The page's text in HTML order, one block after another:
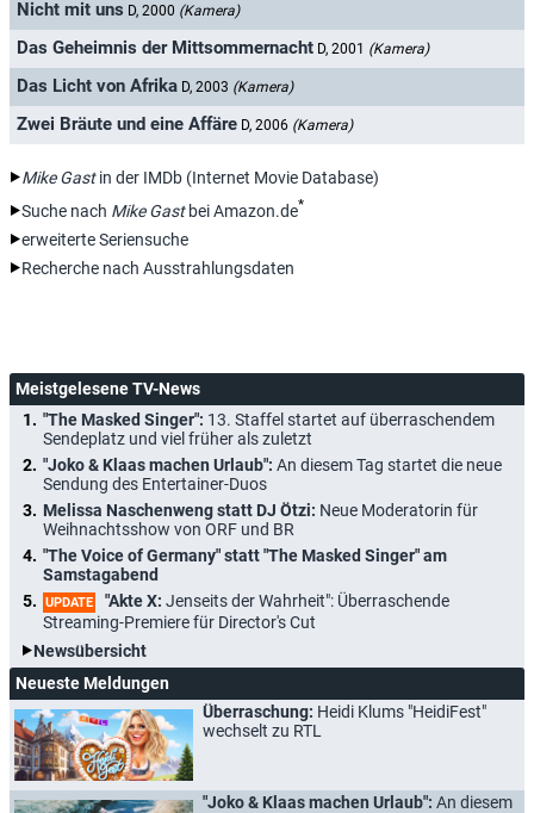
Nicht mit uns D, 2000 (Kamera)
Das Geheimnis der Mittsommernacht D, 2001 (Kamera)
Das Licht von Afrika D, 2003 (Kamera)
Zwei Bräute und eine Affäre D, 2006 (Kamera)
Mike Gastin der IMDb (Internet Movie Database)
Suche nach Mike Gastbei Amazon.de*
erweiterte Seriensuche
Recherche nach Ausstrahlungsdaten
Meistgelesene TV-News
"The Masked Singer": 13. Staffel startet auf überraschendem
Sendeplatz und viel früher als zuletzt
"Joko & Klaas machen Urlaub": An diesem Tag startet die neue
Sendung des Entertainer-Duos
Melissa Naschenweng statt DJ Ötzi: Neue Moderatorin für
Weihnachtsshow von ORF und BR
"The Voice of Germany" statt "The Masked Singer" am
Samstagabend
UPDATE "Akte X: Jenseits der Wahrheit": Überraschende
Streaming-Premiere für Director's Cut
Newsübersicht
Neueste Meldungen
Überraschung: Heidi Klums "HeidiFest"
wechselt zu RTL
"Joko & Klaas machen Urlaub": An diesem